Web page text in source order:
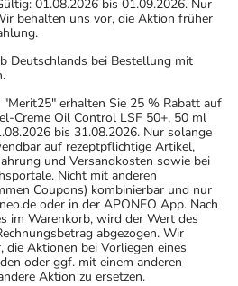
01.08.2026 bis 01.09.2026. Nur
behalten uns vor, die Aktion früher
Deutschlands bei Bestellung mit
erhalten Sie 25 % Rabatt auf
Creme Oil Control LSF 50+, 50 ml
bis 31.08.2026. Nur solange
auf rezeptpflichtige Artikel,
und Versandkosten sowie bei
Nicht mit anderen
Coupons) kombinierbar und nur
oder in der APONEO App. Nach
im Warenkorb, wird der Wert des
abgezogen. Wir
die Aktionen bei Vorliegen eines
oder ggf. mit einem anderen
Aktion zu ersetzen.